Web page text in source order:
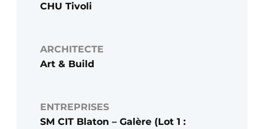
CHU Tivoli
ARCHITECTE
Art & Build
ENTREPRISES
SM CIT Blaton – Galère (Lot 1 :